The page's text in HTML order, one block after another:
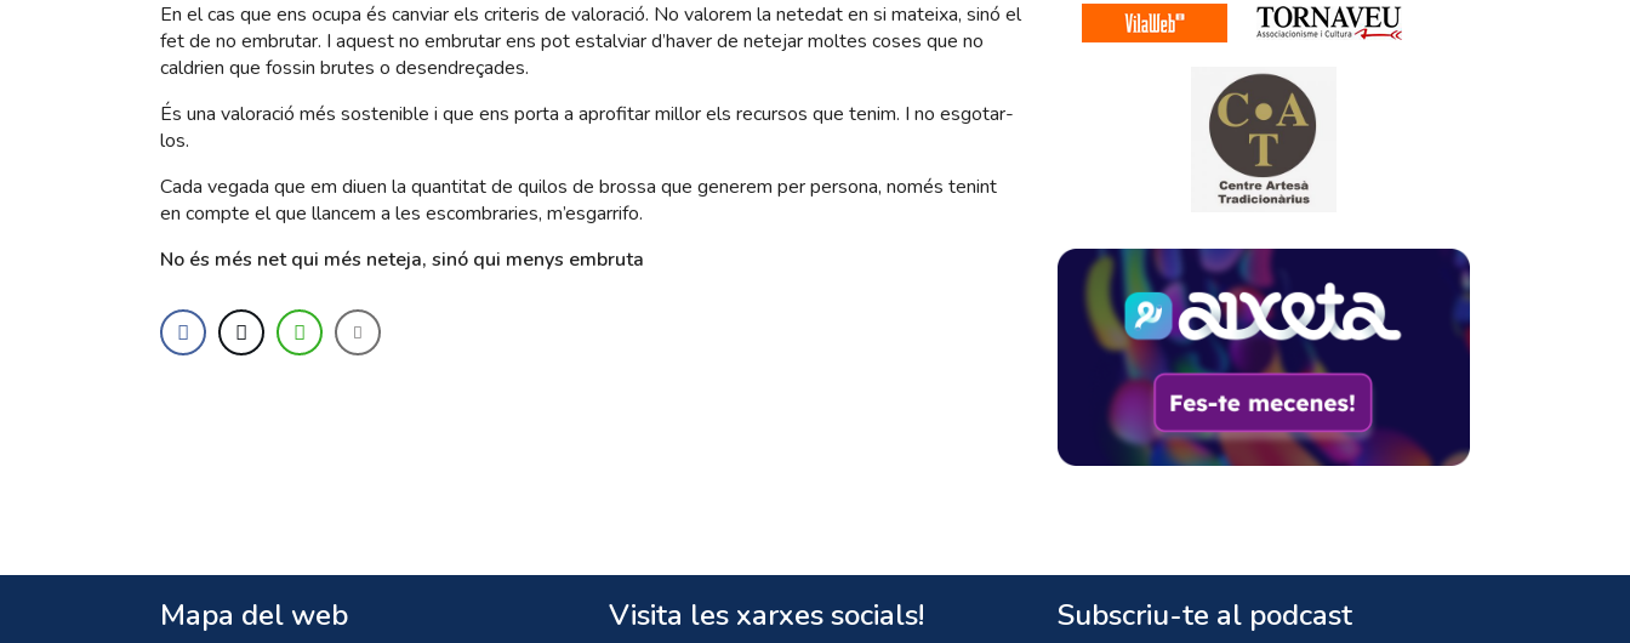
En el cas que ens ocupa és canviar els criteris de valoració. No valorem la netedat en si mateixa, sinó el
fet de no embrutar. I aquest no embrutar ens pot estalviar d’haver de netejar moltes coses que no
caldrien que fossin brutes o desendreçades.
És una valoració més sostenible i que ens porta a aprofitar millor els recursos que tenim. I no esgotar-
los.
Cada vegada que em diuen la quantitat de quilos de brossa que generem per persona, només tenint
en compte el que llancem a les escombraries, m’esgarrifo.
No és més net qui més neteja, sinó qui menys embruta
Mapa del web Visita les xarxes socials! Subscriu-te al podcast